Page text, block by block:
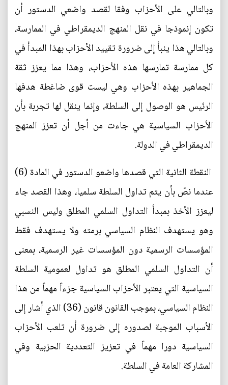
وبالتالي على الأحزاب وفقا لقصد واضعي الدستور أن
تكون إنموذجا في نقل المنهج الديمقراطي في الممارسة،
وبالتالي هذا ينبأ إلى ضرورة تقييد الأحزاب بهذا المبدأ في
كل ممارسة تمارسها هذه الأحزاب، وهذا مما يعزز ثقة
الجماهير بهذه الأحزاب وهي ليست قوى ضاغطة هدفها
الرئيس هو الوصول إلى السلطة، وإنما ينقل لها تجربة بأن
الأحزاب السياسية هي جاءت من أجل أن تعزز المنهج
الديمقراطي في الدولة.
النقطة الثانية التي قصدها واضعو الدستور في المادة (6)
عندما نصّ بأن يتم تداول السلطة سلميا، وهذا القصد جاء
ليعزز الأخذ بمبدأ التداول السلمي المطلق وليس النسبي
وهو يستهدف النظام السياسي برمته ولا يستهدف فقط
المؤسسات الرسمية دون المؤسسات غير الرسمية، بمعنى
أن التداول السلمي المطلق هو تداول لعمومية السلطة
السياسية التي يعتبر الأحزاب السياسية جزءاً مهماً من هذا
النظام السياسي، بموجب القانون قانون (36) الذي أشار إلى
الأسباب الموجبة لصدوره إلى ضرورة أن تلعب الأحزاب
السياسية دورا مهماً في تعزيز التعددية الحزبية وفي
المشاركة العامة في السلطة.